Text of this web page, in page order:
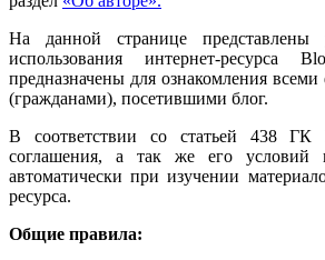
На данной странице представлены
использования интернет-ресурса
предназначены для ознакомления
(гражданами), посетившими блог.
В соответствии со статьей 438 ГК
соглашения, а так же его условий
автоматически при изучении
ресурса.
Общие правила: